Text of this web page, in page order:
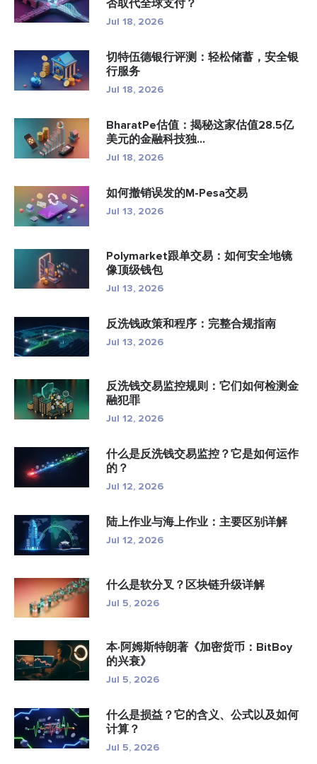
否取代全球支付？
Jul 18, 2026
切特伍德银行评测：轻松储蓄，安全银
行服务
Jul 18, 2026
BharatPe估值：揭秘这家估值28.5亿
美元的金融科技独...
Jul 18, 2026
如何撤销误发的M-Pesa交易
Jul 13, 2026
Polymarket跟单交易：如何安全地镜
像顶级钱包
Jul 13, 2026
反洗钱政策和程序：完整合规指南
Jul 13, 2026
反洗钱交易监控规则：它们如何检测金
融犯罪
Jul 12, 2026
什么是反洗钱交易监控？它是如何运作
的？
Jul 12, 2026
陆上作业与海上作业：主要区别详解
Jul 12, 2026
什么是软分叉？区块链升级详解
Jul 5, 2026
本·阿姆斯特朗著《加密货币：BitBoy
的兴衰》
Jul 5, 2026
什么是损益？它的含义、公式以及如何
计算？
Jul 5, 2026